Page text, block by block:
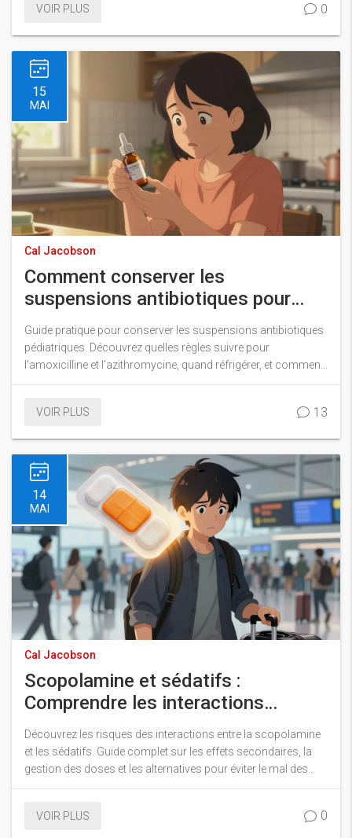
VOIR PLUS
0
15
MAI
Cal Jacobson
Comment conserver les
suspensions antibiotiques pour
enfants : guide complet
Guide pratique pour conserver les suspensions antibiotiques
pédiatriques. Découvrez quelles règles suivre pour
l'amoxicilline et l'azithromycine, quand réfrigérer, et comment
éviter les erreurs de stockage qui réduisent l'efficacité du
VOIR PLUS
13
14
MAI
Cal Jacobson
Scopolamine et sédatifs :
Comprendre les interactions
médicamenteuses
Découvrez les risques des interactions entre la scopolamine
et les sédatifs. Guide complet sur les effets secondaires, la
gestion des doses et les alternatives pour éviter le mal des
transports en toute sécurité.
VOIR PLUS 0